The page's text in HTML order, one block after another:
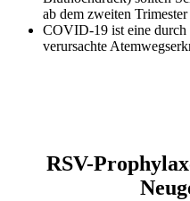
ab dem zweiten Trimester
COVID-19 ist eine
verursachte
RSV-